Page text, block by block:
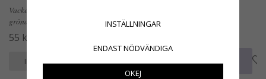
Vacker gammelrosa hortensia med
gröna blad
55 kr
INFO KÖP
gröna blad
INFO KÖP
INSTÄLLNINGAR
ENDAST NÖDVÄNDIGA
OKEJ